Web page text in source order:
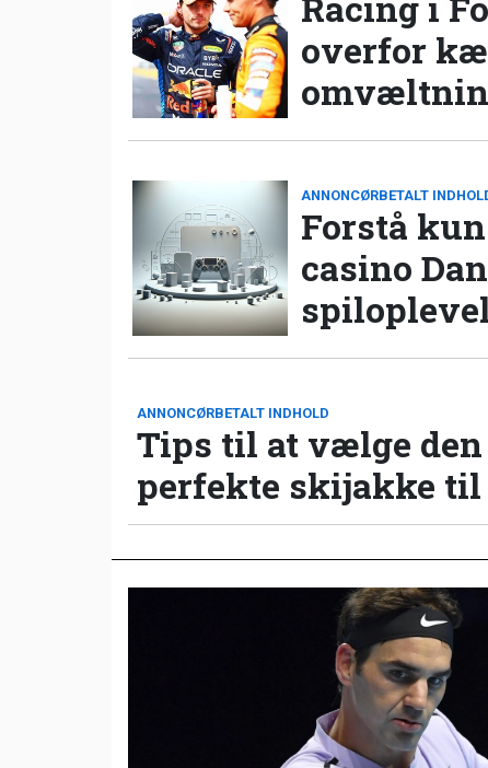
overfor
ANNONCØRBETALT
Forstå
casino
ANNONCØRBETALT INDHOLD
Tips til at vælge den
perfekte skijakke